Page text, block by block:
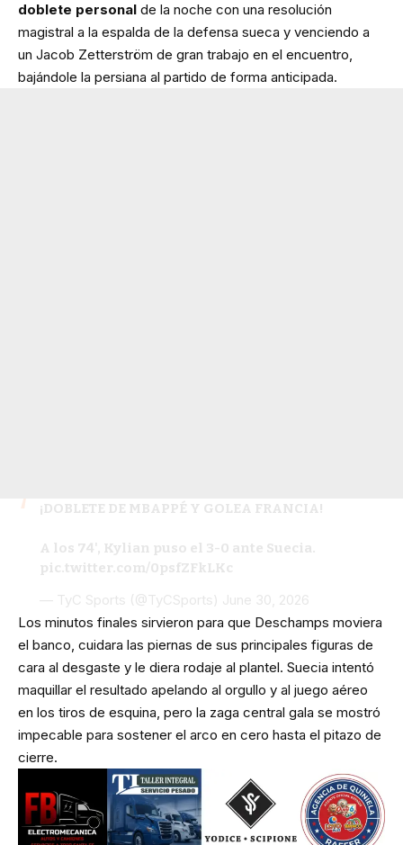
doblete personal de la noche con una resolución
magistral a la espalda de la defensa sueca y venciendo a
un Jacob Zetterström de gran trabajo en el encuentro,
bajándole la persiana al partido de forma anticipada.
¡DOBLETE DE MBAPPÉ Y GOLEA FRANCIA!
A los 74', Kylian puso el 3-0 ante Suecia.
pic.twitter.com/0psfZFkLKc
— TyC Sports (@TyCSports) June 30, 2026
Los minutos finales sirvieron para que Deschamps moviera
el banco, cuidara las piernas de sus principales figuras de
cara al desgaste y le diera rodaje al plantel. Suecia intentó
maquillar el resultado apelando al orgullo y al juego aéreo
en los tiros de esquina, pero la zaga central gala se mostró
impecable para sostener el arco en cero hasta el pitazo de
cierre.